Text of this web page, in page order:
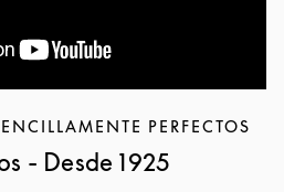
PERFECTOS
- Desde 1925